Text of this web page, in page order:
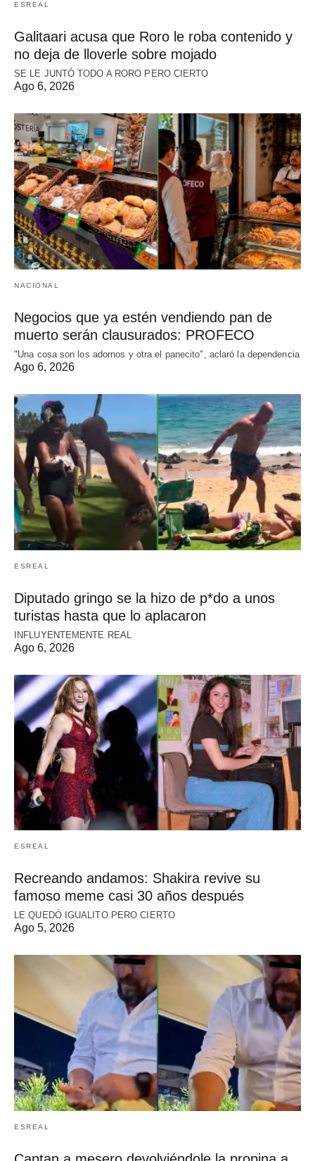
ESREAL
Galitaari acusa que Roro le roba contenido y
no deja de lloverle sobre mojado
SE LE JUNTÓ TODO A RORO PERO CIERTO
Ago 6, 2026
NACIONAL
Negocios que ya estén vendiendo pan de
muerto serán clausurados: PROFECO
"Una cosa son los adornos y otra el panecito", aclaró la dependencia
Ago 6, 2026
ESREAL
Diputado gringo se la hizo de p*do a unos
turistas hasta que lo aplacaron
INFLUYENTEMENTE REAL
Ago 6, 2026
ESREAL
Recreando andamos: Shakira revive su
famoso meme casi 30 años después
LE QUEDÓ IGUALITO PERO CIERTO
Ago 5, 2026
ESREAL